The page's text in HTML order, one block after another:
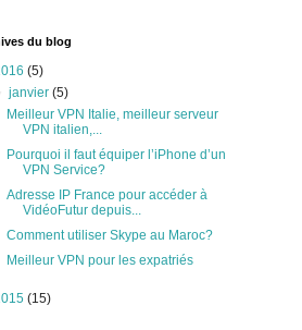
du blog
(5)
janvier(5)
Meilleur VPN Italie, meilleur serveur
VPN italien,...
Pourquoi il faut équiper l’iPhone d’un
VPN Service?
Adresse IP France pour accéder à
VidéoFutur depuis...
Comment utiliser Skype au Maroc?
Meilleur VPN pour les expatriés
(15)